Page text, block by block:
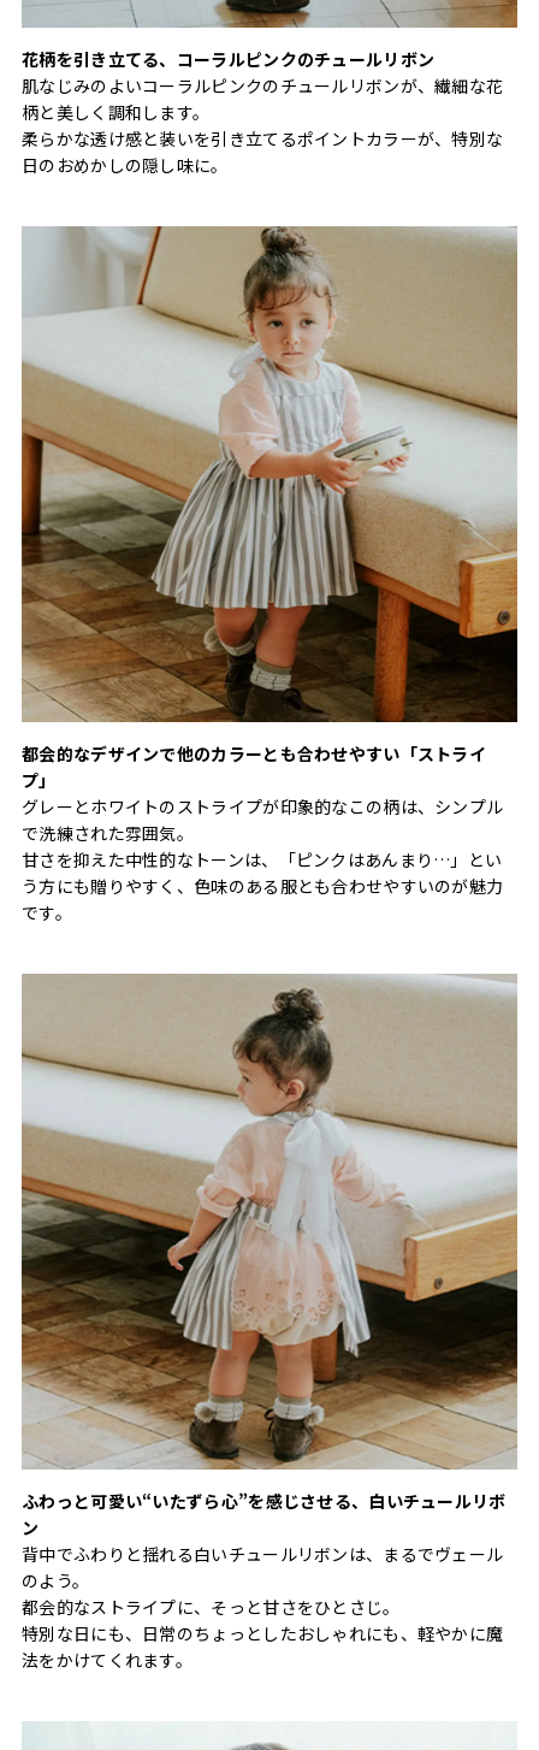
花柄を引き立てる、コーラルピンクのチュールリボン
肌なじみのよいコーラルピンクのチュールリボンが、繊細な花
柄と美しく調和します。
柔らかな透け感と装いを引き立てるポイントカラーが、特別な
日のおめかしの隠し味に。
都会的なデザインで他のカラーとも合わせやすい「ストライ
プ」
グレーとホワイトのストライプが印象的なこの柄は、シンプル
で洗練された雰囲気。
甘さを抑えた中性的なトーンは、「ピンクはあんまり…」とい
う方にも贈りやすく、色味のある服とも合わせやすいのが魅力
です。
ふわっと可愛い“いたずら心”を感じさせる、白いチュールリボ
ン
背中でふわりと揺れる白いチュールリボンは、まるでヴェール
のよう。
都会的なストライプに、そっと甘さをひとさじ。
特別な日にも、日常のちょっとしたおしゃれにも、軽やかに魔
法をかけてくれます。